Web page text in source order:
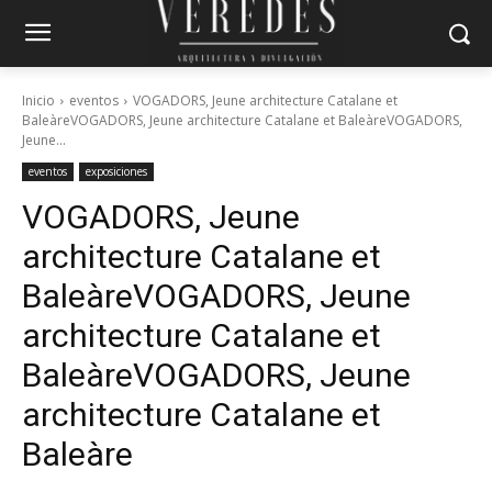
Inicio eventos
VOGADORS, Jeune architecture Catalane et
BaleàreVOGADORS, Jeune architecture Catalane et BaleàreVOGADORS,
Jeune...
eventos exposiciones
VOGADORS, Jeune
architecture Catalane et
BaleàreVOGADORS, Jeune
architecture Catalane et
BaleàreVOGADORS, Jeune
architecture Catalane et
Baleàre